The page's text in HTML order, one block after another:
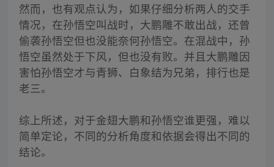
然而，也有观点认为，如果仔细分析两人的交手
情况，在孙悟空叫战时，大鹏雕不敢出战，还曾
偷袭孙悟空但也没能奈何孙悟空。在混战中，孙
悟空虽然处于下风，但也没有败。并且大鹏雕因
害怕孙悟空才与青狮、白象结为兄弟，排行也是
老三。
综上所述，对于金翅大鹏和孙悟空谁更强，难以
简单定论，不同的分析角度和依据会得出不同的
结论。